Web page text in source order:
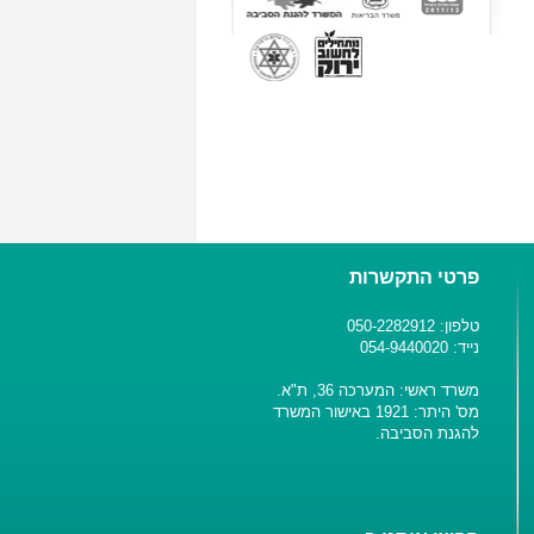
פרטי התקשרות
טלפון: 050-2282912
נייד: 054-9440020
משרד ראשי: המערכה 36, ת"א.
מס' היתר: 1921 באישור המשרד
להגנת הסביבה.